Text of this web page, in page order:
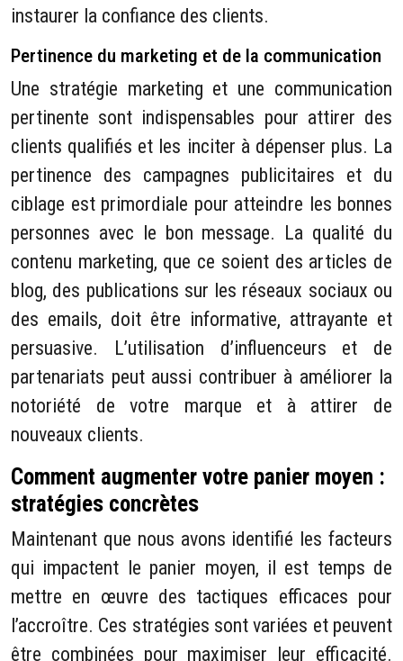
instaurer la confiance des clients.
Pertinence du marketing et de la communication
Une stratégie marketing et une communication
pertinente sont indispensables pour attirer des
clients qualifiés et les inciter à dépenser plus. La
pertinence des campagnes publicitaires et du
ciblage est primordiale pour atteindre les bonnes
personnes avec le bon message. La qualité du
contenu marketing, que ce soient des articles de
blog, des publications sur les réseaux sociaux ou
des emails, doit être informative, attrayante et
persuasive. L’utilisation d’influenceurs et de
partenariats peut aussi contribuer à améliorer la
notoriété de votre marque et à attirer de
nouveaux clients.
Comment augmenter votre panier moyen :
stratégies concrètes
Maintenant que nous avons identifié les facteurs
qui impactent le panier moyen, il est temps de
mettre en œuvre des tactiques efficaces pour
l’accroître. Ces stratégies sont variées et peuvent
être combinées pour maximiser leur efficacité.